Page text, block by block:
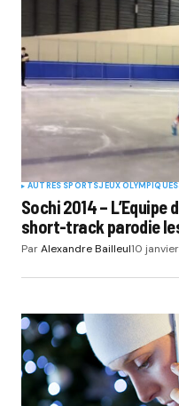
*
AUTRES SPORTSJEUX OLYMPIQUES
Sochi 2014 – L’Equipe
short-track parodie
ParAlexandre Bailleul10